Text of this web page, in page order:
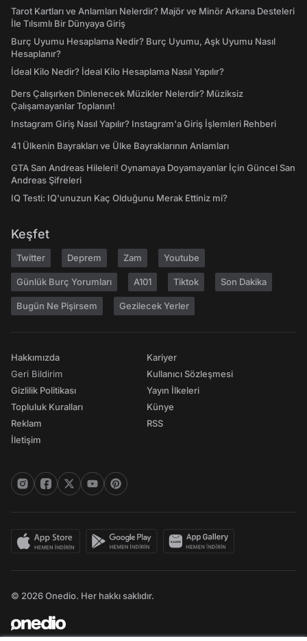
Tarot Kartları ve Anlamları Nelerdir? Majör ve Minör Arkana Desteleri
İle Tılsımlı Bir Dünyaya Giriş
Burç Uyumu Hesaplama Nedir? Burç Uyumu, Aşk Uyumu Nasıl
Hesaplanır?
İdeal Kilo Nedir? İdeal Kilo Hesaplama Nasıl Yapılır?
Ders Çalışırken Dinlenecek Müzikler Nelerdir? Müziksiz
Çalışamayanlar Toplanın!
Instagram Giriş Nasıl Yapılır? Instagram'a Giriş İşlemleri Rehberi
41 Ülkenin Bayrakları ve Ülke Bayraklarının Anlamları
GTA San Andreas Hileleri! Oynamaya Doyamayanlar İçin Güncel San
Andreas Şifreleri
IQ Testi: IQ'unuzun Kaç Olduğunu Merak Ettiniz mi?
Keşfet
Twitter Deprem Zam Youtube
Günlük Burç Yorumları A101 Tiktok Son Dakika
Bugün Ne Pişirsem Gezilecek Yerler
Hakkımızda
Geri Bildirim
Gizlilik Politikası
Topluluk Kuralları
Reklam
İletişim
Kariyer
Kullanıcı Sözleşmesi
Yayın İlkeleri
Künye
RSS
© 2026 Onedio. Her hakkı saklıdır.